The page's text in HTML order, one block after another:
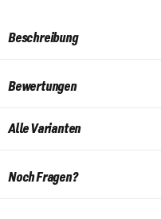
Beschreibung
Bewertungen
Alle Varianten
Noch Fragen?